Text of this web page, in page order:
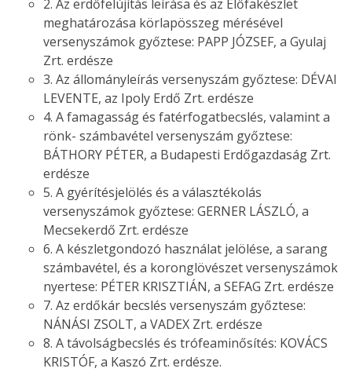
2. Az erdőfelújítás leírása és az Élőfakészlet
meghatározása körlapösszeg mérésével
versenyszámok győztese: PAPP JÓZSEF, a Gyulaj
Zrt. erdésze
3. Az állományleírás versenyszám győztese: DÉVAI
LEVENTE, az Ipoly Erdő Zrt. erdésze
4. A famagasság és fatérfogatbecslés, valamint a
rönk- számbavétel versenyszám győztese:
BÁTHORY PÉTER, a Budapesti Erdőgazdaság Zrt.
erdésze
5. A gyérítésjelölés és a választékolás
versenyszámok győztese: GERNER LÁSZLÓ, a
Mecsekerdő Zrt. erdésze
6. A készletgondozó használat jelölése, a sarang
számbavétel, és a koronglövészet versenyszámok
nyertese: PÉTER KRISZTIÁN, a SEFAG Zrt. erdésze
7. Az erdőkár becslés versenyszám győztese:
NÁNÁSI ZSOLT, a VADEX Zrt. erdésze
8. A távolságbecslés és trófeaminősítés: KOVÁCS
KRISTÓF, a Kaszó Zrt. erdésze.